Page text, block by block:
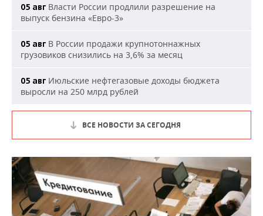
05 авг Власти России продлили разрешение на
выпуск бензина «Евро-3»
05 авг В России продажи крупнотоннажных
грузовиков снизились на 3,6% за месяц
05 авг Июльские нефтегазовые доходы бюджета
выросли на 250 млрд рублей
ВСЕ НОВОСТИ ЗА СЕГОДНЯ